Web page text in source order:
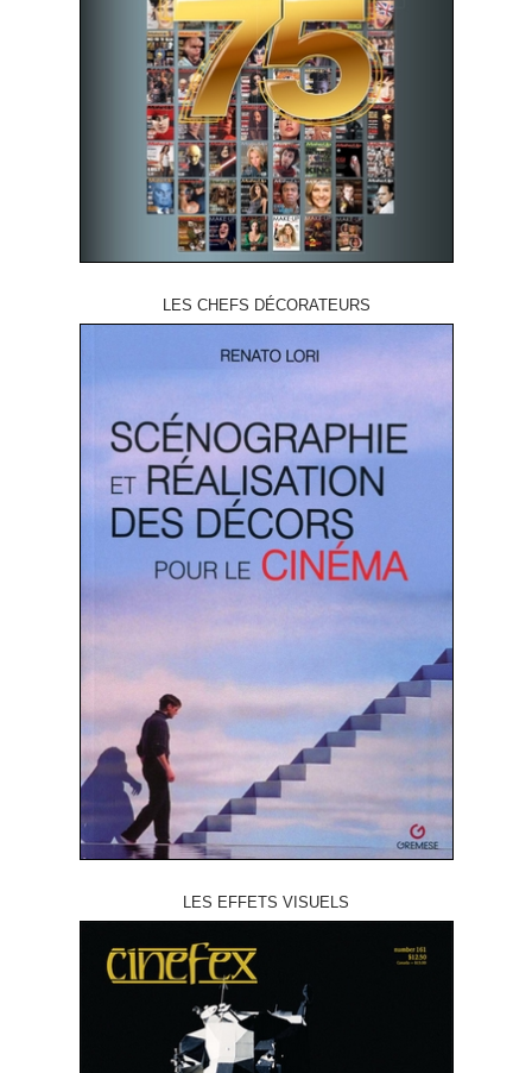
LES CHEFS DÉCORATEURS
LES EFFETS VISUELS